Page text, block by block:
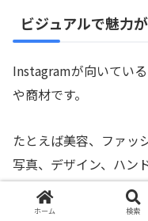
ビジュアルで魅力
Instagramが向いてい
や商材です。
たとえば美容、ファッ
写真、デザイン、ハン
の雰囲気などは、言葉
わります。
ホーム 検索